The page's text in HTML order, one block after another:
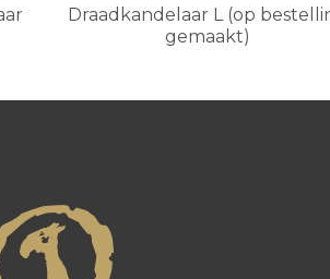
Draadkandelaar L (op
gemaakt)